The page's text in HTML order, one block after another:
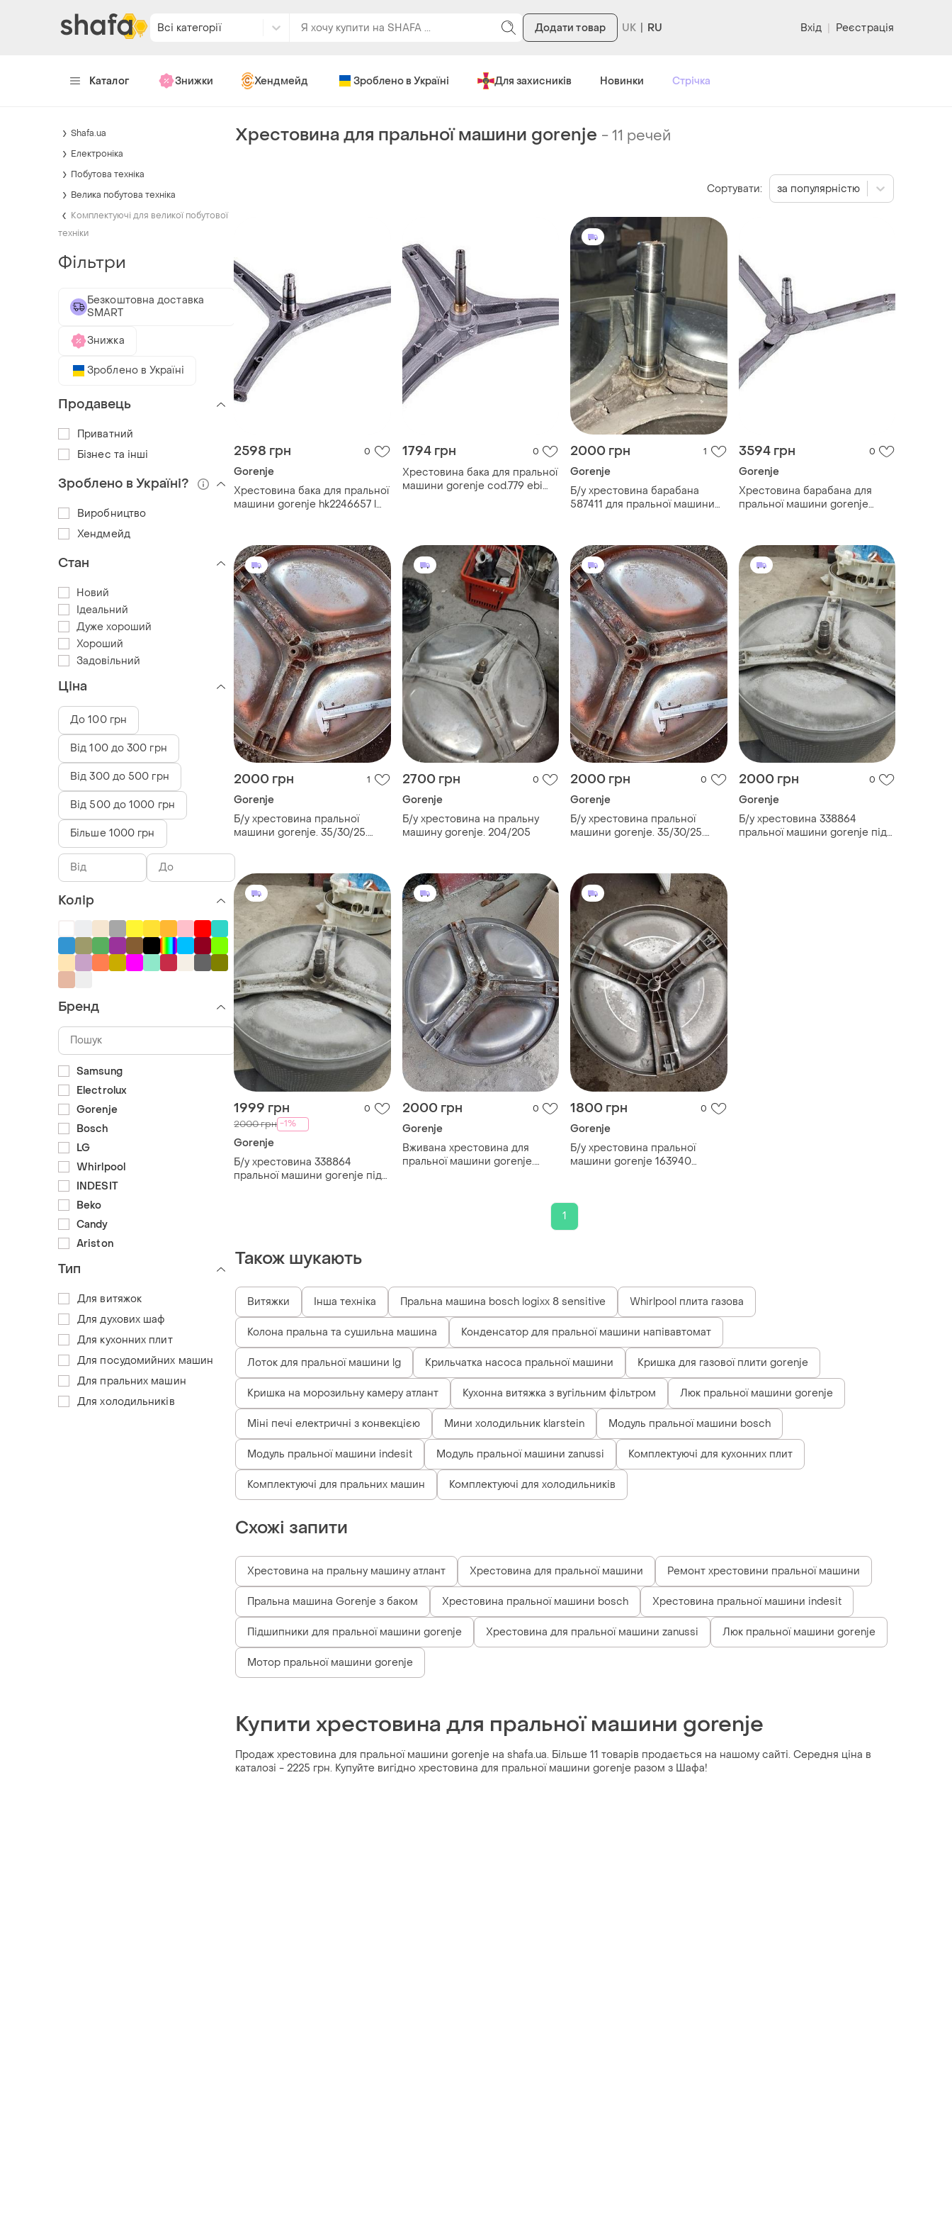
Всі категорії Додати товар RU Вхід | Реєстрація
Каталог Знижки Хендмейд Зроблено в Україні Для захисників Новинки Стрічка
Хрестовина для пральної машини gorenje -11 речей
2598 грн 0
Gorenje
Хрестовина бака для пральної
машини gorenje hk2246657 l
1794 грн 0
Хрестовина бака для пральної
машини gorenje cod.779 ebi
2000 грн 1
Gorenje
Б/у хрестовина барабана
587411 для пральної машини
3594 грн 0
Gorenje
Хрестовина барабана для
пральної машини gorenje
2000 грн 1
Gorenje
Б/у хрестовина пральної
машини gorenje. 35/30/25.
2700 грн 0
Gorenje
Б/у хрестовина на пральну
машину gorenje. 204/205
2000 грн 0
Gorenje
Б/у хрестовина пральної
машини gorenje. 35/30/25.
2000 грн 0
Gorenje
Б/у хрестовина 338864
пральної машини gorenje під
1999 грн 0
2000 грн -1%
Gorenje
Б/у хрестовина 338864
пральної машини gorenje під
2000 грн 0
Gorenje
Вживана хрестовина для
пральної машини gorenje.
1800 грн 0
Gorenje
Б/у хрестовина пральної
машини gorenje 163940
1
Також шукають
Витяжки Інша техніка Пральна машина bosch logixx 8 sensitive Whirlpool плита газова
Колона пральна та сушильна машина Конденсатор для пральної машини напівавтомат
Лоток для пральної машини lg Крильчатка насоса пральної машини Кришка для газової плити gorenje
Кришка на морозильну камеру атлант Кухонна витяжка з вугільним фільтром Люк пральної машини gorenje
Міні печі електричні з конвекцією Мини холодильник klarstein Модуль пральної машини bosch
Модуль пральної машини indesit Модуль пральної машини zanussi Комплектуючі для кухонних плит
Комплектуючі для пральних машин Комплектуючі для холодильників
Схожі запити
Хрестовина на пральну машину атлант Хрестовина для пральної машини Ремонт хрестовини пральної машини
Пральна машина Gorenje з баком Хрестовина пральної машини bosch Хрестовина пральної машини indesit
Підшипники для пральної машини gorenje Хрестовина для пральної машини zanussi Люк пральної машини gorenje
Мотор пральної машини gorenje
Купити хрестовина для пральної машини gorenje
Продаж хрестовина для пральної машини gorenje на shafa.ua. Більше 11 товарів продається на нашому сайті. Середня ціна в
каталозі - 2225 грн. Купуйте вигідно хрестовина для пральної машини gorenje разом з Шафа!
Сортувати: за популярністю
Shafa.ua
Електроніка
Побутова техніка
Велика побутова техніка
Комплектуючі для великої побутової
техніки
Фільтри
Безкоштовна доставка
SMART
Знижка
Зроблено в Україні
Продавець
Приватний
Бізнес та інші
Зроблено в Україні?
Виробництво
Хендмейд
Стан
Новий
Ідеальний
Дуже хороший
Хороший
Задовільний
Ціна
До 100 грн
Від 100 до 300 грн
Від 300 до 500 грн
Від 500 до 1000 грн
Більше 1000 грн
Колір
Бренд
Samsung
Electrolux
Gorenje
Bosch
LG
Whirlpool
INDESIT
Beko
Candy
Ariston
Тип
Для витяжок
Для духових шаф
Для кухонних плит
Для посудомийних машин
Для пральних машин
Для холодильників